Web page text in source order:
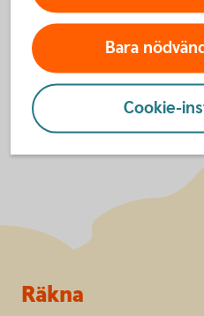
Bara
Cookie-
Sidfot
Räkna